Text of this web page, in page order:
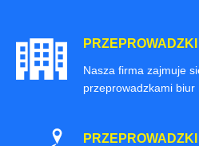
Nasza firma zajmuje
przeprowadzkami biur